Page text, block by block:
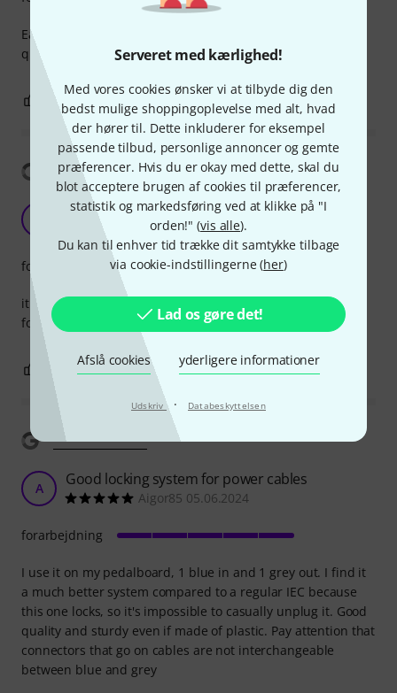
Serveret med kærlighed!
Med vores cookies ønsker vi at tilbyde dig den
bedst mulige shoppingoplevelse med alt, hvad
der hører til. Dette inkluderer for eksempel
passende tilbud, personlige annoncer og gemte
præferencer. Hvis du er okay med dette, skal du
blot acceptere brugen af cookies til præferencer,
statistik og markedsføring ved at klikke på "I
orden!" (vis alle).
Du kan til enhver tid trække dit samtykke tilbage
via cookie-indstillingerne (her)
Lad os gøre det!
Afslå cookies yderligere informationer
Udskriv · Databeskyttelsen
Easy-to-use PowerCon connector from Neutrik, very good
quality and easy to install.
0
Vis oversættelse
the best
Mustigun 13.09.2022
it is stayble, trustable, it is the best, there is no alternative
for that quality
forarbejdning
0 ANMELD BEDØMMELSE
A Good locking system for power cables
Aigor85 05.06.2024
I use it on my pedalboard, 1 blue in and 1 grey out. I find it
a much better system compared to a regular IEC because
this one locks, so it's impossible to casually unplug it. Good
quality and sturdy even if made of plastic. Pay attention that
connectors that go on cables are not interchangeable
between blue and grey
forarbejdning